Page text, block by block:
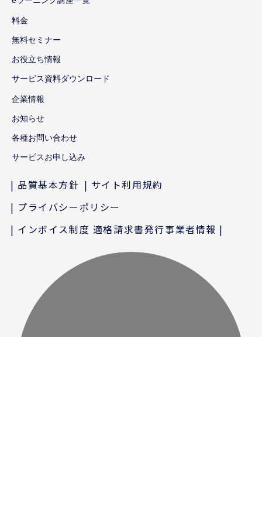
料金
無料セミナー
お役立ち情報
サービス資料ダウンロード
企業情報
お知らせ
各種お問い合わせ
サービスお申し込み
品質基本方針
サイト利用規約
プライバシーポリシー
インボイス制度 適格請求書発行事業者情報